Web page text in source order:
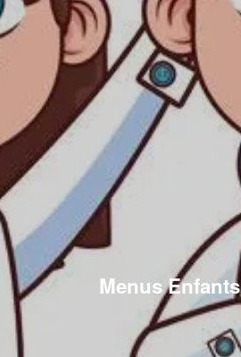
Menus Enfants